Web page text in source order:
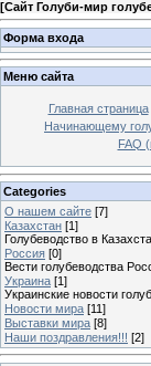
[Сайт Голуби-мир
Форма входа
Меню сайта
Главная страница
Начинающему
FAQ
Categories
О нашем сайте [7]
Казахстан [1]
Голубеводство в
Россия [0]
Вести голубеводства
Украина [1]
Украинские новости
Новости мира [11]
Выставки мира [8]
Наши поздравления!!! [2]